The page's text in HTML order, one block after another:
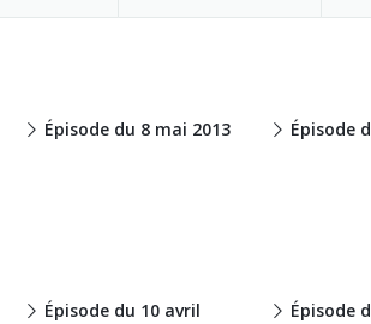
Épisode du 8 mai 2013 Épisode
Épisode du 10 avril
Épisode